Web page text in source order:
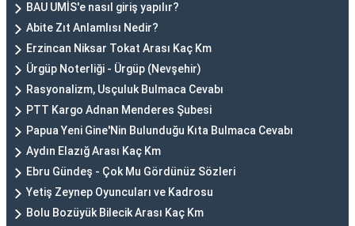
BAU UMİS'e nasıl giriş yapılır?
Abite Zıt Anlamlısı Nedir?
Erzincan Niksar Tokat Arası Kaç Km
Ürgüp Noterliği - Ürgüp (Nevşehir)
Rasyonalizm, Usçuluk Bulmaca Cevabı
PTT Kargo Adnan Menderes Şubesi
Papua Yeni Gine'Nin Bulunduğu Kıta Bulmaca Cevabı
Aydın Elazığ Arası Kaç Km
Ebru Gündeş - Çok Mu Gördünüz Sözleri
Yetiş Zeynep Oyuncuları ve Kadrosu
Bolu Bozüyük Bilecik Arası Kaç Km